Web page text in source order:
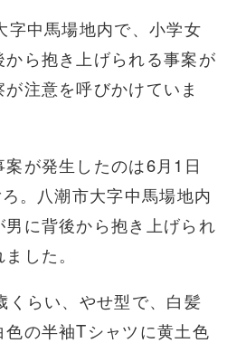
字中馬場地内で、小学女
ら抱き上げられる事案が
注意を呼びかけていま
が発生したのは6月1日
。八潮市大字中馬場地内
に背後から抱き上げられ
した。
くらい、やせ型で、白髪
の半袖Tシャツに黄土色